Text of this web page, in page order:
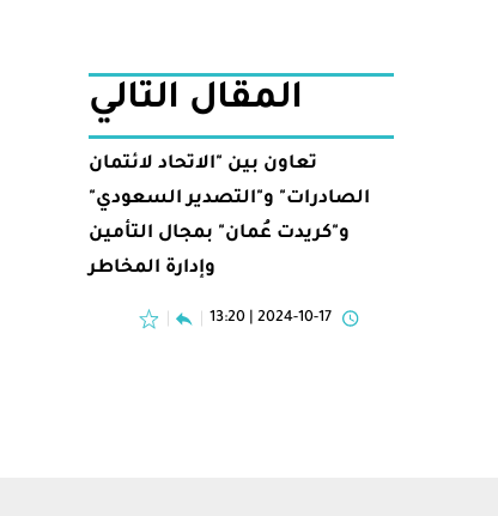
المقال التالي
تعاون بين "الاتحاد لائتمان
الصادرات" و"التصدير السعودي"
و"كريدت عُمان" بمجال التأمين
وإدارة المخاطر
2024-10-17 | 13:20